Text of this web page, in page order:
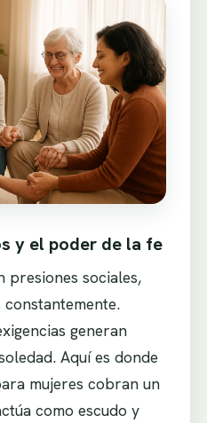
y el poder de la fe
presiones sociales,
generan
Aquí es donde
mujeres cobran un
como escudo y